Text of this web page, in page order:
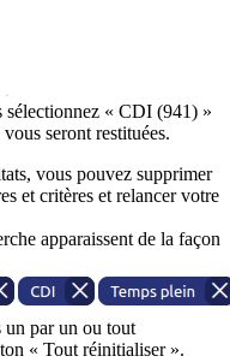
sélectionnez « CDI (941) »
seront restituées.
vous pouvez supprimer
et critères et relancer votre
apparaissent de la façon
un par un ou tout
« Tout réinitialiser ».